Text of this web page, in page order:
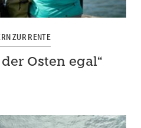
ZUR RENTE
Osten egal“